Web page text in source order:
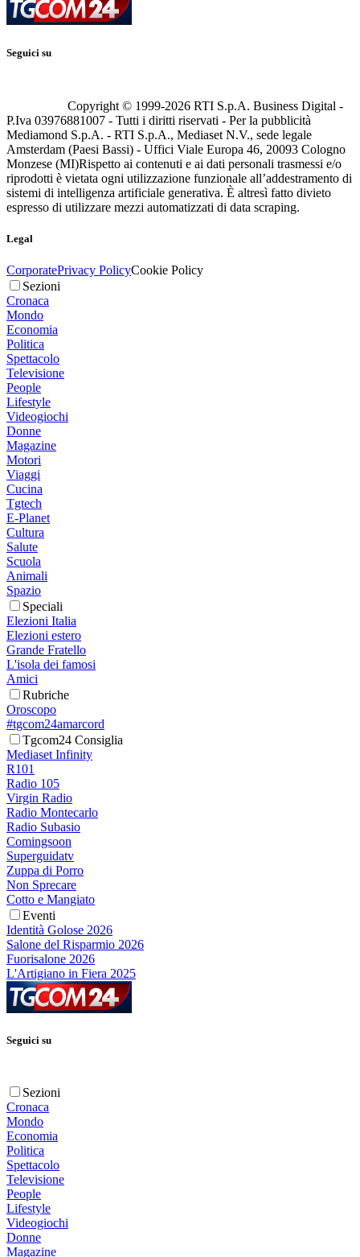
Seguici su
Copyright © 1999-2026 RTI S.p.A. Business Digital -
P.Iva 03976881007 - Tutti i diritti riservati - Per la pubblicità
Mediamond S.p.A. - RTI S.p.A., Mediaset N.V., sede legale
Amsterdam (Paesi Bassi) - Uffici Viale Europa 46, 20093 Cologno
Monzese (MI)Rispetto ai contenuti e ai dati personali trasmessi e/o
riprodotti è vietata ogni utilizzazione funzionale all’addestramento di
sistemi di intelligenza artificiale generativa. È altresì fatto divieto
espresso di utilizzare mezzi automatizzati di data scraping.
Legal
CorporatePrivacy PolicyCookie Policy
Sezioni
Cronaca
Mondo
Economia
Politica
Spettacolo
Televisione
People
Lifestyle
Videogiochi
Donne
Magazine
Motori
Viaggi
Cucina
Tgtech
E-Planet
Cultura
Salute
Scuola
Animali
Spazio
Speciali
Elezioni Italia
Elezioni estero
Grande Fratello
L'isola dei famosi
Amici
Rubriche
Oroscopo
#tgcom24amarcord
Tgcom24 Consiglia
Mediaset Infinity
R101
Radio 105
Virgin Radio
Radio Montecarlo
Radio Subasio
Comingsoon
Superguidatv
Zuppa di Porro
Non Sprecare
Cotto e Mangiato
Eventi
Identità Golose 2026
Salone del Risparmio 2026
Fuorisalone 2026
L'Artigiano in Fiera 2025
Seguici su
Sezioni
Cronaca
Mondo
Economia
Politica
Spettacolo
Televisione
People
Lifestyle
Videogiochi
Donne
Magazine